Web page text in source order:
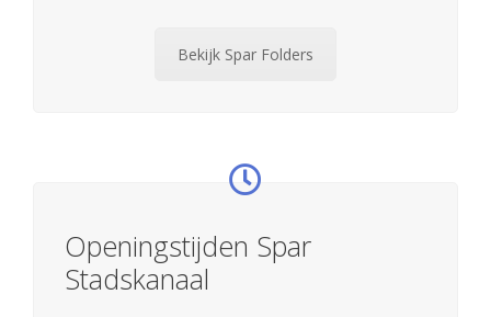
Bekijk Spar Folders
Openingstijden Spar
Stadskanaal